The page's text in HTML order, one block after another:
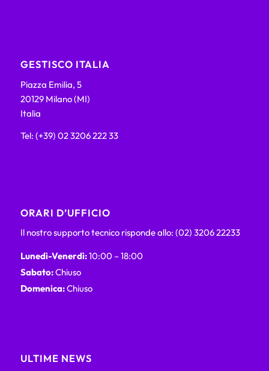
GESTISCO ITALIA
Piazza Emilia, 5
20129 Milano (MI)
Italia
Tel: (+39) 02 3206 222 33
ORARI D’UFFICIO
Il nostro supporto tecnico risponde allo: (02) 3206 22233
Lunedì-Venerdì:10:00 – 18:00
Sabato:Chiuso
Domenica:Chiuso
ULTIME NEWS